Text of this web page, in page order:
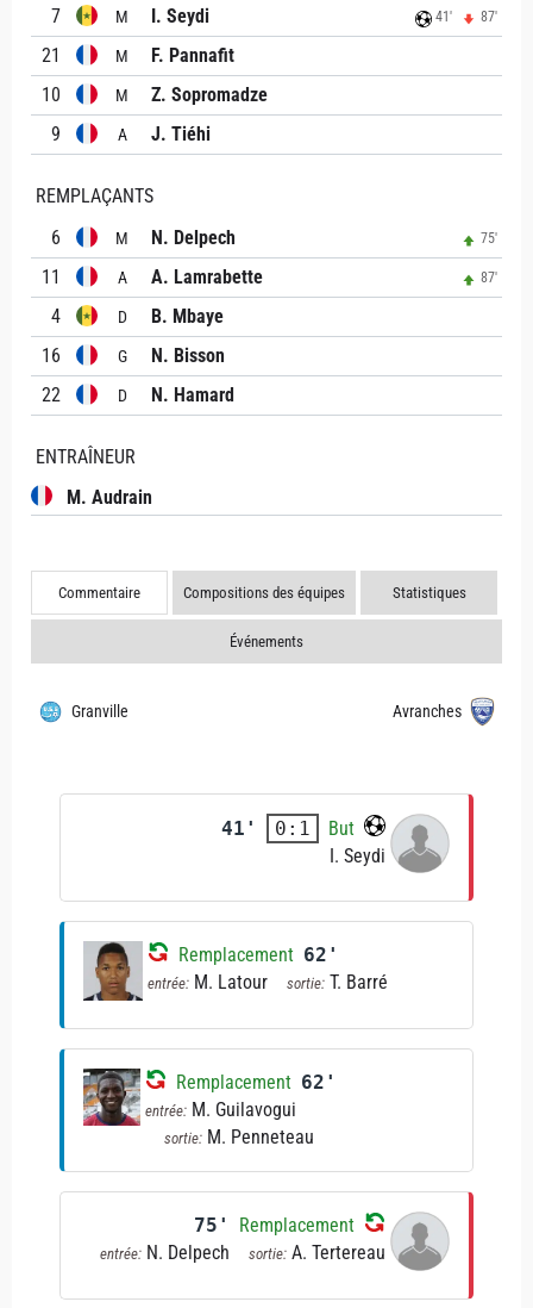
7 M I. Seydi 41' 87'
21 M
F. Pannafit
10
M
Z. Sopromadze
9
A J. Tiéhi
REMPLAÇANTS
6
M N. Delpech 75'
11 A A. Lamrabette 87'
4 D
B. Mbaye
16
G
N. Bisson
22
D N. Hamard
ENTRAÎNEUR
M. Audrain
Commentaire Compositions des équipes Statistiques
Événements
Granville Avranches
41' 0:1
But
I. Seydi
Remplacement 62'
entrée: M. Latour sortie: T. Barré
Remplacement 62'
entrée: M. Guilavogui
sortie: M. Penneteau
75' Remplacement
entrée: N. Delpech sortie: A. Tertereau